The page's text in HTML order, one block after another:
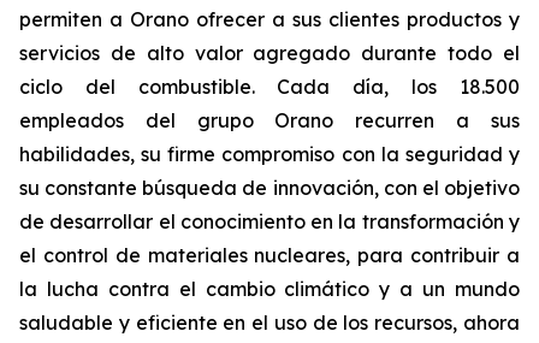
permiten a Orano ofrecer a sus clientes productos y
servicios de alto valor agregado durante todo el
ciclo del combustible. Cada día, los 18.500
empleados del grupo Orano recurren a sus
habilidades, su firme compromiso con la seguridad y
su constante búsqueda de innovación, con el objetivo
de desarrollar el conocimiento en la transformación y
el control de materiales nucleares, para contribuir a
la lucha contra el cambio climático y a un mundo
saludable y eficiente en el uso de los recursos, ahora